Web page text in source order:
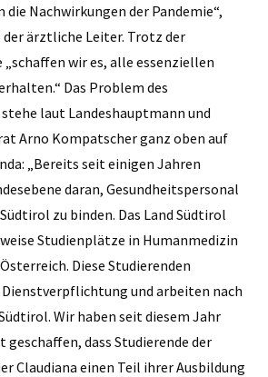
Nachwirkungen der Pandemie“,
ärztliche Leiter. Trotz der
wir es, alle essenziellen
Das Problem des
laut Landeshauptmann und
Arno Kompatscher ganz oben auf
„Bereits seit einigen Jahren
daran, Gesundheitspersonal
zu binden. Das Land Südtirol
Studienplätze in Humanmedizin
Diese Studierenden
und arbeiten nach
Wir haben seit diesem Jahr
geschaffen, dass Studierende der
Claudiana einen Teil ihrer Ausbildung